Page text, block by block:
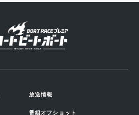
放送情報
番組オフショット